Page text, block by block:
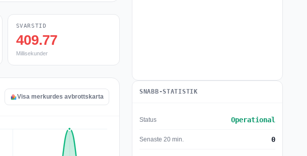
SVARSTID
409.77
Millisekunder
Visa merkurdes avbrottskarta
SNABB-STATISTIK
Status Operational
Senaste 20 min. 0